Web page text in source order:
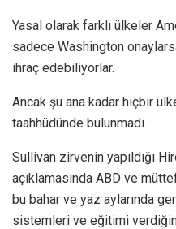
Yasal olarak farklı ülkeler
sadece Washington
ihraç edebiliyorlar.
Ancak şu ana kadar hiçbir
taahhüdünde bulunmadı.
Sullivan zirvenin yapıldığı
açıklamasında ABD ve
bu bahar ve yaz aylarında
sistemleri ve eğitimi verdiğini